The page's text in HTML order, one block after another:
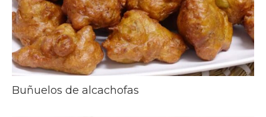
Buñuelos de alcachofas